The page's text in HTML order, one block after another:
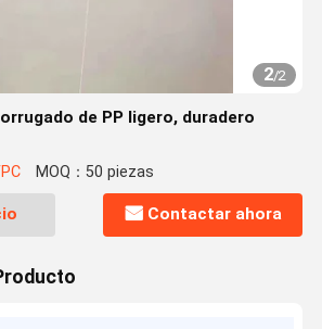
2/2
de PP ligero, duradero
MOQ：50 piezas
Contactar ahora